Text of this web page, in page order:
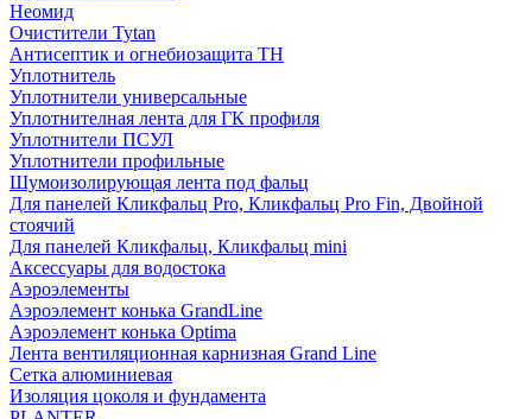
Неомид
Очистители Tytan
Антисептик и огнебиозащита ТН
Уплотнитель
Уплотнители универсальные
Уплотнителная лента для ГК профиля
Уплотнители ПСУЛ
Уплотнители профильные
Шумоизолирующая лента под фальц
Для панелей Кликфальц Pro, Кликфальц Pro Fin, Двойной
стоячий
Для панелей Кликфальц, Кликфальц mini
Аксессуары для водостока
Аэроэлементы
Аэроэлемент конька GrandLine
Аэроэлемент конька Optima
Лента вентиляционная карнизная Grand Line
Сетка алюминиевая
Изоляция цоколя и фундамента